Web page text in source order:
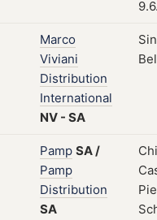
Marco
Viviani
Distribution
International
NV - SA
Pamp SA/
Pamp
Distribution
SA